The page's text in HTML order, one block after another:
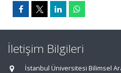
İletişim Bilgileri
İstanbul Üniversitesi Bilimsel